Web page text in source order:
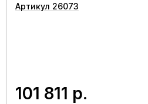
Артикул 26073
101 811 р.